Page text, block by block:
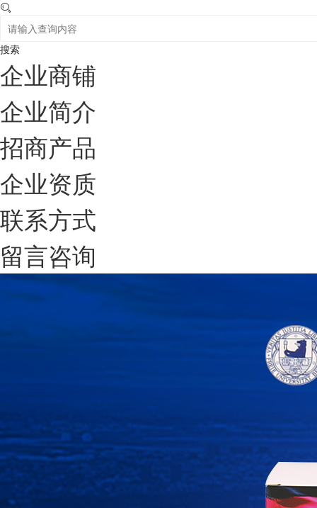
搜索
企业商铺
企业简介
招商产品
企业资质
联系方式
留言咨询